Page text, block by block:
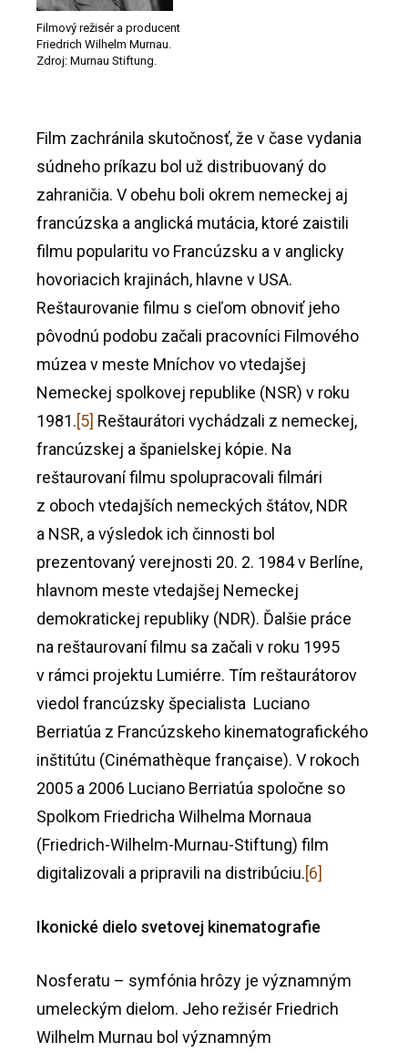
Filmový režisér a producent
Friedrich Wilhelm Murnau.
Zdroj: Murnau Stiftung.
Film zachránila skutočnosť, že v čase vydania
súdneho príkazu bol už distribuovaný do
zahraničia. V obehu boli okrem nemeckej aj
francúzska a anglická mutácia, ktoré zaistili
filmu popularitu vo Francúzsku a v anglicky
hovoriacich krajinách, hlavne v USA.
Reštaurovanie filmu s cieľom obnoviť jeho
pôvodnú podobu začali pracovníci Filmového
múzea v meste Mníchov vo vtedajšej
Nemeckej spolkovej republike (NSR) v roku
1981.[5] Reštaurátori vychádzali z nemeckej,
francúzskej a španielskej kópie. Na
reštaurovaní filmu spolupracovali filmári
z oboch vtedajších nemeckých štátov, NDR
a NSR, a výsledok ich činnosti bol
prezentovaný verejnosti 20. 2. 1984 v Berlíne,
hlavnom meste vtedajšej Nemeckej
demokratickej republiky (NDR). Ďalšie práce
na reštaurovaní filmu sa začali v roku 1995
v rámci projektu Lumiérre. Tím reštaurátorov
viedol francúzsky špecialista Luciano
Berriatúa z Francúzskeho kinematografického
inštitútu (Cinémathèque française). V rokoch
2005 a 2006 Luciano Berriatúa spoločne so
Spolkom Friedricha Wilhelma Mornaua
(Friedrich-Wilhelm-Murnau-Stiftung) film
digitalizovali a pripravili na distribúciu.[6]
Ikonické dielo svetovej kinematografie
Nosferatu – symfónia hrôzy je významným
umeleckým dielom. Jeho režisér Friedrich
Wilhelm Murnau bol významným